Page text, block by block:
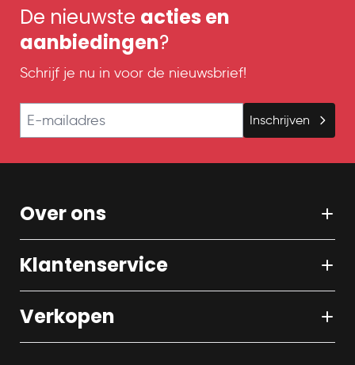
De nieuwste acties en
aanbiedingen?
Schrijf je nu in voor de nieuwsbrief!
E-mailadres
Inschrijven
Over ons
Klantenservice
Verkopen